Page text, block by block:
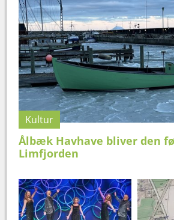
Kultur
Ålbæk Havhave bliver den
Limfjorden